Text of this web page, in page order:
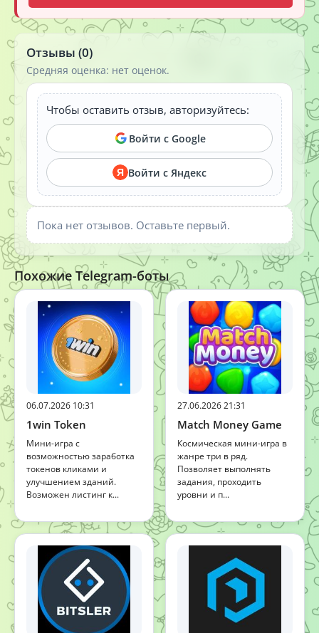
Отзывы (0)
Средняя оценка: нет оценок.
Чтобы оставить отзыв, авторизуйтесь:
Войти с Google
Я Войти с Яндекс
Пока нет отзывов. Оставьте первый.
Похожие Telegram-боты
06.07.2026 10:31
1win Token
Мини-игра с
возможностью заработка
токенов кликами и
улучшением зданий.
Возможен листинг к...
27.06.2026 21:31
Match Money Game
Космическая мини-игра в
жанре три в ряд.
Позволяет выполнять
задания, проходить
уровни и п...